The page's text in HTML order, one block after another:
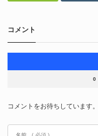
コメント
0
コメントをお待ちしています。